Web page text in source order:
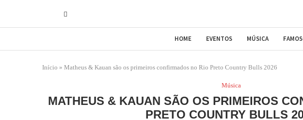
HOME EVENTOS MÚSICA
Início » Matheus & Kauan são os primeiros confirmados no Rio Preto Country Bulls 2026
Música
MATHEUS & KAUAN SÃO OS PRIMEIROS
PRETO COUNTRY BULLS